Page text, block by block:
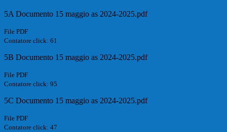
5A Documento 15 maggio as 2024-2025.pdf
File PDF
Contatore click: 61
5B Documento 15 maggio as 2024-2025.pdf
File PDF
Contatore click: 95
5C Documento 15 maggio as 2024-2025.pdf
File PDF
Contatore click: 47